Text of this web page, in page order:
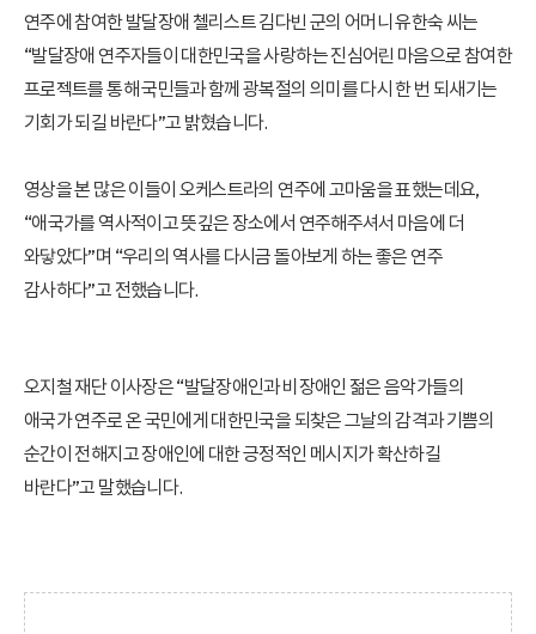
연주에 참여한 발달장애 첼리스트 김다빈 군의 어머니 유한숙 씨는
“발달장애 연주자들이 대한민국을 사랑하는 진심어린 마음으로 참여한
프로젝트를 통해 국민들과 함께 광복절의 의미를 다시 한 번 되새기는
기회가 되길 바란다”고 밝혔습니다.
영상을 본 많은 이들이 오케스트라의 연주에 고마움을 표했는데요,
“애국가를 역사적이고 뜻깊은 장소에서 연주해주셔서 마음에 더
와닿았다”며 “우리의 역사를 다시금 돌아보게 하는 좋은 연주
감사하다”고 전했습니다.
오지철 재단 이사장은 “발달장애인과 비장애인 젊은 음악가들의
애국가 연주로 온 국민에게 대한민국을 되찾은 그날의 감격과 기쁨의
순간이 전해지고 장애인에 대한 긍정적인 메시지가 확산하길
바란다”고 말했습니다.